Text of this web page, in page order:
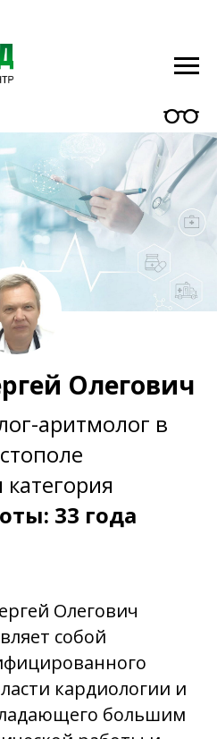
Олегович
аритмолог в
33 года
Олегович
собой
кардиологии и
большим